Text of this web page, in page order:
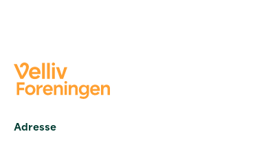
Adresse